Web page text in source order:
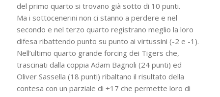
del primo quarto si trovano già sotto di 10 punti.
Ma i sottocenerini non ci stanno a perdere e nel
secondo e nel terzo quarto registrano meglio la loro
difesa ribattendo punto su punto ai virtussini (-2 e -1).
Nell’ultimo quarto grande forcing dei Tigers che,
trascinati dalla coppia Adam Bagnoli (24 punti) ed
Oliver Sassella (18 punti) ribaltano il risultato della
contesa con un parziale di +17 che permette loro di